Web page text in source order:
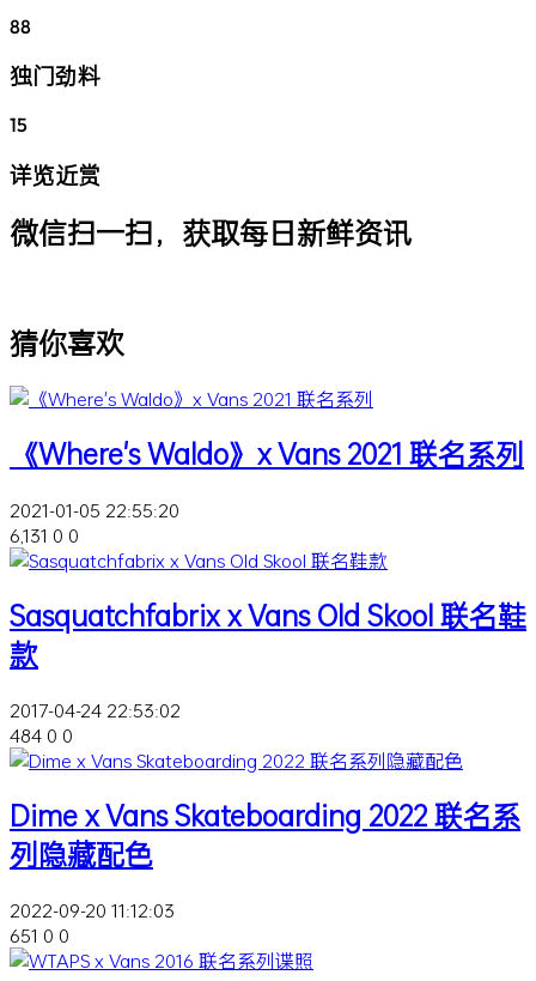
88
独门劲料
15
详览近赏
微信扫一扫，获取每日新鲜资讯
猜你喜欢
《Where's Waldo》x Vans 2021 联名系列
2021-01-05 22:55:20
6,131 0 0
Sasquatchfabrix x Vans Old Skool 联名鞋
款
2017-04-24 22:53:02
484 0 0
Dime x Vans Skateboarding 2022 联名系
列隐藏配色
2022-09-20 11:12:03
651 0 0